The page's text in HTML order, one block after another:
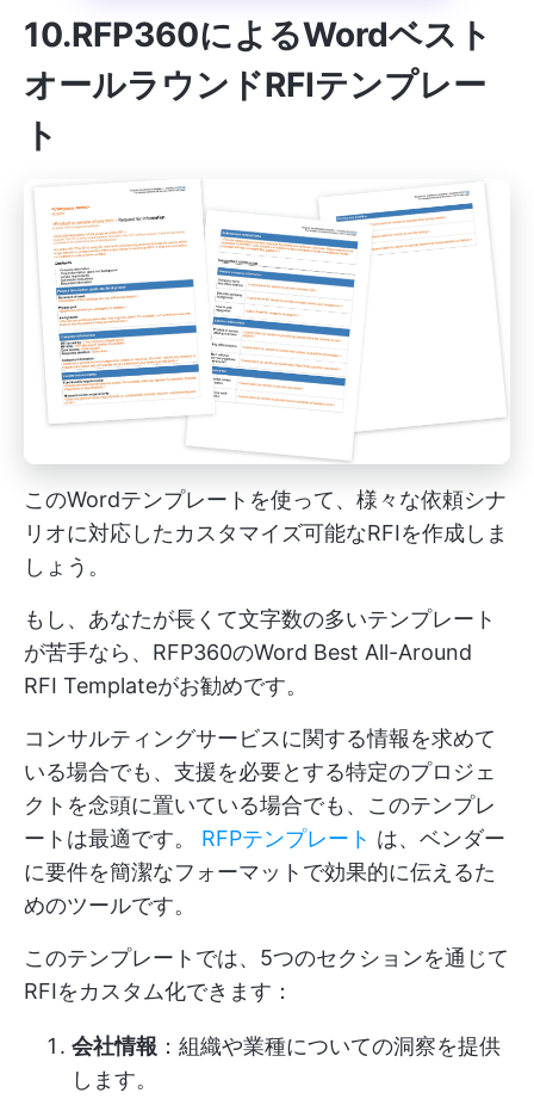
10.RFP360によるWordベスト
オールラウンドRFIテンプレー
ト
このWordテンプレートを使って、様々な依頼シナ
リオに対応したカスタマイズ可能なRFIを作成しま
しょう。
もし、あなたが長くて文字数の多いテンプレート
が苦手なら、RFP360のWord Best All-Around
RFI Templateがお勧めです。
コンサルティングサービスに関する情報を求めて
いる場合でも、支援を必要とする特定のプロジェ
クトを念頭に置いている場合でも、このテンプレ
ートは最適です。 RFPテンプレート は、ベンダー
に要件を簡潔なフォーマットで効果的に伝えるた
めのツールです。
このテンプレートでは、5つのセクションを通じて
RFIをカスタム化できます：
会社情報 ：組織や業種についての洞察を提供
します。